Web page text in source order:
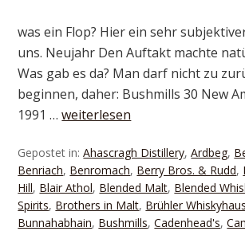
was ein Flop? Hier ein sehr
uns. Neujahr Den Auftakt machte
Was gab es da? Man darf nicht zu
beginnen, daher: Bushmills 30 New
1991 …weiterlesen
Gepostet in:Ahascragh Distillery,Ardbeg,
Benriach, Benromach, Berry Bros. & Rudd,
Hill, Blair Athol, Blended Malt, Blended
Spirits, Brothers in Malt, Brühler Whiskyhaus
Bunnahabhain, Bushmills,Cadenhead's,